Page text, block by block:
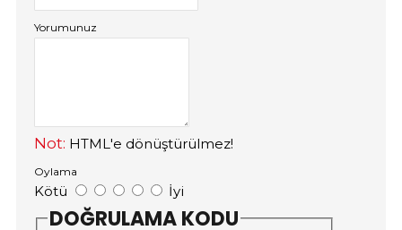
Yorumunuz
Not: HTML'e dönüştürülmez!
Oylama
Kötü İyi
DOĞRULAMA KODU